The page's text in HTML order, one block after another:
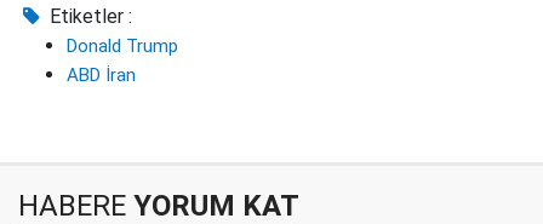
Etiketler :
Donald Trump
ABD İran
HABERE YORUM KAT